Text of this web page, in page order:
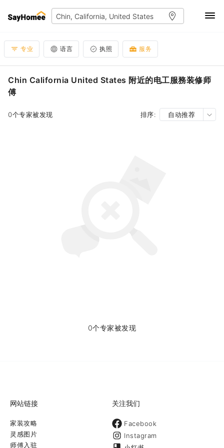
专业 语言 执照 服务
Chin California United States 附近的电工服務装修师
傅
0个专家被发现 排序: 自动推荐
0个专家被发现
网站链接
家装攻略
灵感图片
师傅入驻
关注我们
Facebook
Instagram